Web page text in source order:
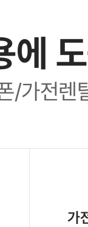
에
/가전렌
가